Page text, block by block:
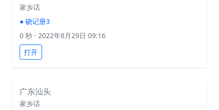
家乡话
● 硗记册3
0 秒 · 2022年8月29日 09:16
打开
广东汕头
家乡话